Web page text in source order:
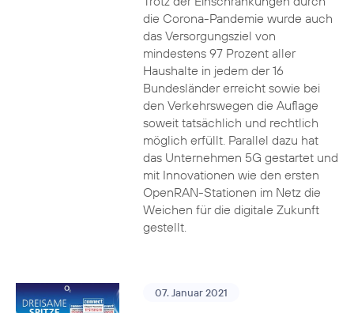
die Corona-Pandemie wurde auch
das Versorgungsziel von
mindestens 97 Prozent aller
Haushalte in jedem der 16
Bundesländer erreicht sowie bei
den Verkehrswegen die Auflage
soweit tatsächlich und rechtlich
möglich erfüllt. Parallel dazu hat
das Unternehmen 5G gestartet und
mit Innovationen wie den ersten
OpenRAN-Stationen im Netz die
Weichen für die digitale Zukunft
gestellt.
07. Januar 2021